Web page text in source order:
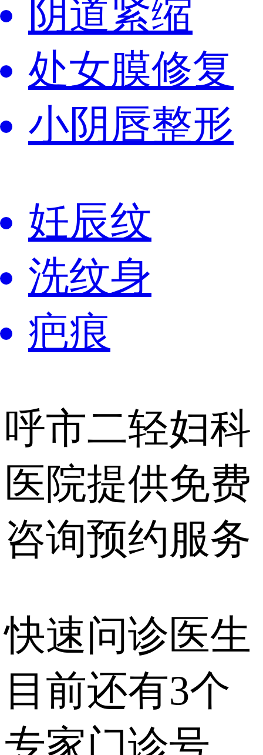
阴道紧缩
处女膜修复
小阴唇整形
妊辰纹
洗纹身
疤痕
呼市二轻妇科
医院提供免费
咨询预约服务
快速问诊医生
目前还有3个
专家门诊号